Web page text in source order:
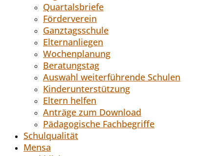
Quartalsbriefe
Förderverein
Ganztagsschule
Elternanliegen
Wochenplanung
Beratungstag
Auswahl weiterführende Schulen
Kinderunterstützung
Eltern helfen
Anträge zum Download
Pädagogische Fachbegriffe
Schulqualität
Mensa